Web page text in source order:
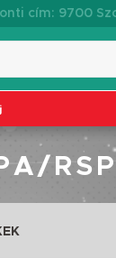
cím: 9700